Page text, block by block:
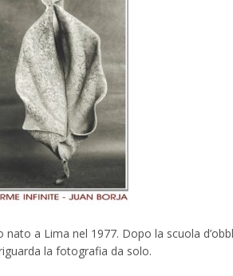
nato a Lima nel 1977. Dopo la scuola
la fotografia da solo.